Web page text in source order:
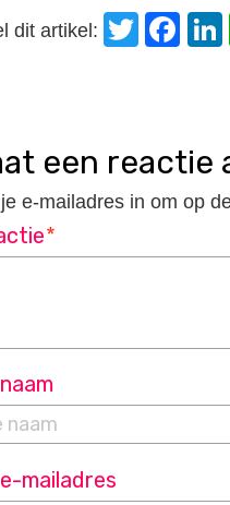
dit artikel:
een reactie
e-mailadres in om op
*
mailadres